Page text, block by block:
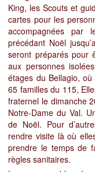
King, les Scouts et
cartes pour les
accompagnées par
précédant Noël
seront préparés pour
aux personnes
étages du Bellagio,
65 familles du 115,
fraternel le dimanche
Notre-Dame du Val.
de Noël. Pour
rendre visite là où
prendre le temps de
règles sanitaires.